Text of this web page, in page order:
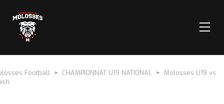
Football > CHAMPIONNAT U19 NATIONAL > Molosses U19 vs